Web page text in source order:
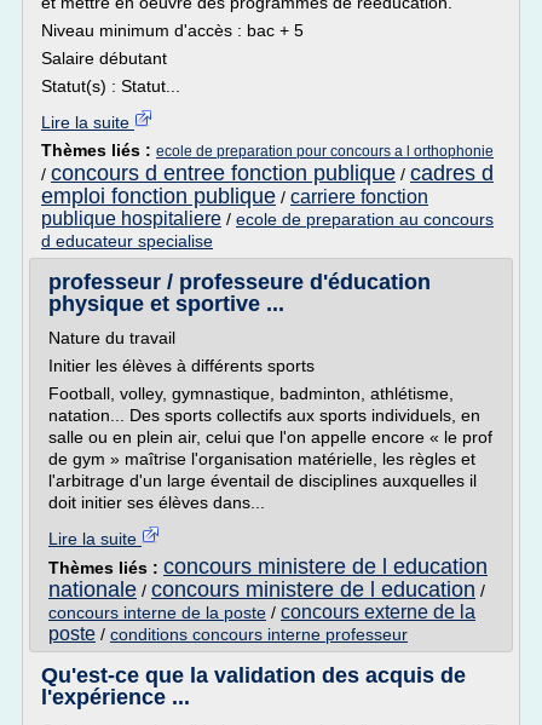
Niveau minimum d'accès : bac + 5
Salaire débutant
Statut(s) : Statut...
Lire la suite
Thèmes liés : ecole de preparation pour concours a l orthophonie
/ concours d entree fonction publique / cadres d
emploi fonction publique / carriere fonction
publique hospitaliere / ecole de preparation au concours
d educateur specialise
professeur / professeure d'éducation
physique et sportive ...
Nature du travail
Initier les élèves à différents sports
Football, volley, gymnastique, badminton, athlétisme,
natation... Des sports collectifs aux sports individuels, en
salle ou en plein air, celui que l'on appelle encore « le prof
de gym » maîtrise l'organisation matérielle, les règles et
l'arbitrage d'un large éventail de disciplines auxquelles il
doit initier ses élèves dans...
Lire la suite
Thèmes liés : concours ministere de l education
nationale / concours ministere de l education /
concours interne de la poste / concours externe de la
poste / conditions concours interne professeur
Qu'est-ce que la validation des acquis de
l'expérience ...